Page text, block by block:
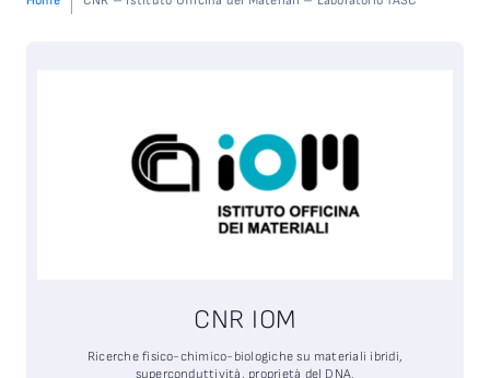
CNR IOM
Ricerche fisico-chimico-biologiche su materiali ibridi,
superconduttività, proprietà del DNA.